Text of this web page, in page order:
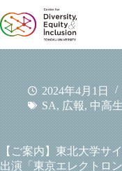
ン
テ
ン
ツ
へ
ス
キ
ッ
プ
2024年4月1日
SA,広報,中高生
【ご案内】東北大学サ
出演「東京エレクトロ